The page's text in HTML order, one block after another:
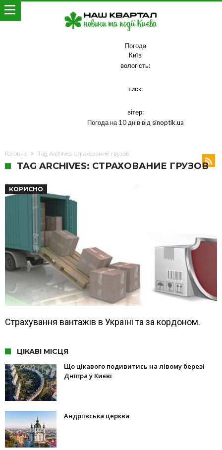
Погода
Київ
вологість:
тиск:
вітер:
Погода на 10 днів від sinoptik.ua
Головна Tag Archives: страхование грузов
TAG ARCHIVES: СТРАХОВАНИЕ ГРУЗОВ
КОРИСНО
Страхування вантажів в Україні та за кордоном.
ЦІКАВІ МІСЦЯ
Що цікавого подивитись на лівому березі
Дніпра у Києві
Андріївська церква